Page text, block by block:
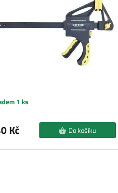
1 ks
Kč Do košíku